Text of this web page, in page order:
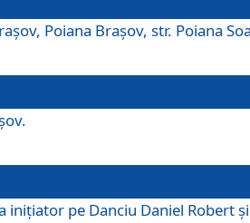
Poiana Braşov, str. Poiana
iniţiator pe Danciu Daniel Robert